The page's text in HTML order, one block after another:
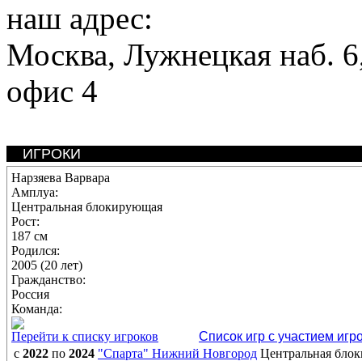
наш адрес:
Москва, Лужнецкая наб.
офис 4
ИГРОКИ
Нарзяева Варвара
Амплуа:
Центральная блокирующая
Рост:
187 см
Родился:
2005 (20 лет)
Гражданство:
Россия
Команда:
Перейти к списку игроков
Список игр с участием
с 2022 по 2024 "Спарта" Нижний Новгород Центральная